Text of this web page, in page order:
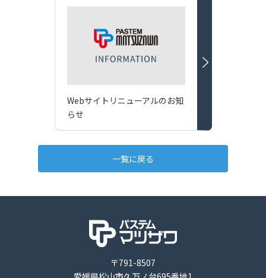
Webサイトリニューアルのお知
らせ
一覧に戻る
〒791-8507